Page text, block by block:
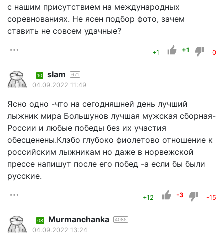
с нашим присутствием на международных
соревнованиях. Не ясен подбор фото, зачем
ставить не совсем удачные?
+1 +1 0
10 slam 671
04.09.2022 11:49
Ясно одно -что на сегодняшней день лучший
лыжник мира Большунов лучшая мужская сборная-
России и любые победы без их участия
обесценены.Клэбо глубоко фиолетово отношение к
российским лыжникам но даже в норвежской
прессе напишут после его побед -а если бы были
русские.
+12 -3 -15
08 Murmanchanka 4085
04.09.2022 13:24